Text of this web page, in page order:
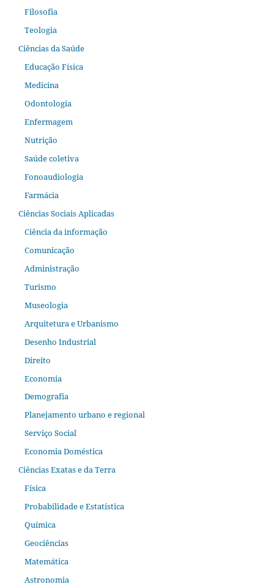
Filosofia
Teologia
Ciências da Saúde
Educação Física
Medicina
Odontologia
Enfermagem
Nutrição
Saúde coletiva
Fonoaudiologia
Farmácia
Ciências Sociais Aplicadas
Ciência da informação
Comunicação
Administração
Turismo
Museologia
Arquitetura e Urbanismo
Desenho Industrial
Direito
Economia
Demografia
Planejamento urbano e regional
Serviço Social
Economia Doméstica
Ciências Exatas e da Terra
Física
Probabilidade e Estatística
Química
Geociências
Matemática
Astronomia